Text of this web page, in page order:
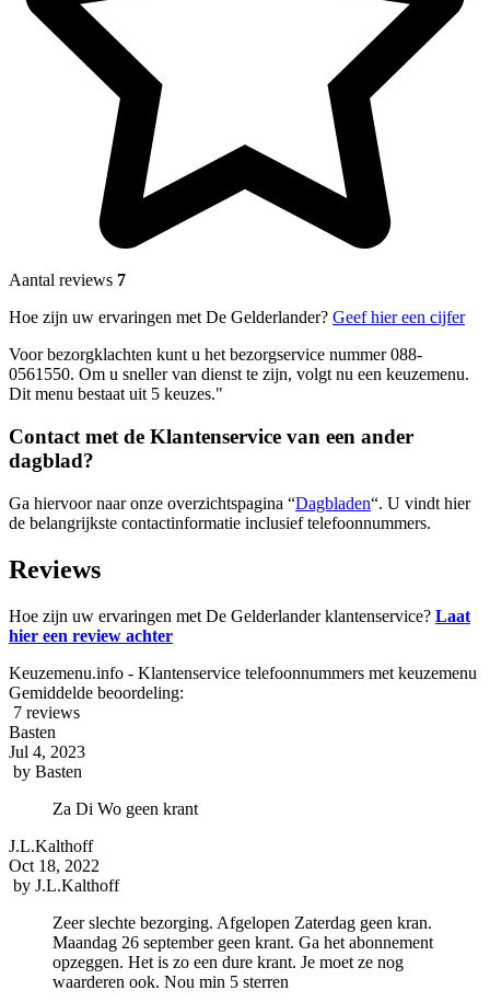
Aantal reviews 7
Hoe zijn uw ervaringen met De Gelderlander? Geef hier een cijfer
Voor bezorgklachten kunt u het bezorgservice nummer 088-
0561550. Om u sneller van dienst te zijn, volgt nu een keuzemenu.
Dit menu bestaat uit 5 keuzes."
Contact met de Klantenservice van een ander
dagblad?
Ga hiervoor naar onze overzichtspagina “Dagbladen“. U vindt hier
de belangrijkste contactinformatie inclusief telefoonnummers.
Reviews
Hoe zijn uw ervaringen met De Gelderlander klantenservice? Laat
hier een review achter
Keuzemenu.info - Klantenservice telefoonnummers met keuzemenu
Gemiddelde beoordeling:
7 reviews
Basten
Jul 4, 2023
by Basten
Za Di Wo geen krant
J.L.Kalthoff
Oct 18, 2022
by J.L.Kalthoff
Zeer slechte bezorging. Afgelopen Zaterdag geen kran.
Maandag 26 september geen krant. Ga het abonnement
opzeggen. Het is zo een dure krant. Je moet ze nog
waarderen ook. Nou min 5 sterren